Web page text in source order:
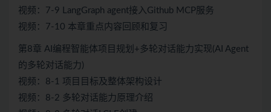
视频：7-9 LangGraph agent接入Github MCP服务
视频：7-10 本章重点内容回顾和复习
第8章 AI编程智能体项目规划+多轮对话能力实现(AI Agent
的多轮对话能力)
视频：8-1 项目目标及整体架构设计
视频：8-2 多轮对话能力原理介绍